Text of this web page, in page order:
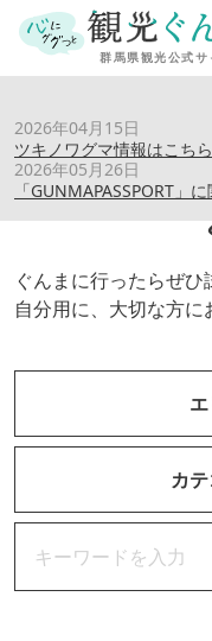
2026年04月15日
ツキノワグマ情報はこちら
2026年05月26日
「GUNMAPASSPORT」
ぐんまに行ったらぜひ
自分用に、大切な方に
カ